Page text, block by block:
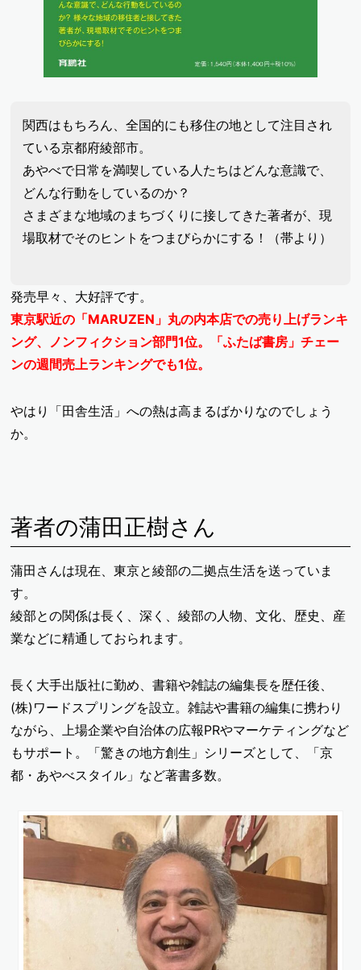
関西はもちろん、全国的にも移住の地として注目され
ている京都府綾部市。
あやべで日常を満喫している人たちはどんな意識で、
どんな行動をしているのか？
さまざまな地域のまちづくりに接してきた著者が、現
場取材でそのヒントをつまびらかにする！（帯より）
発売早々、大好評です。
東京駅近の「MARUZEN」丸の内本店での売り上げランキ
ング、ノンフィクション部門1位。「ふたば書房」チェー
ンの週間売上ランキングでも1位。
やはり「田舎生活」への熱は高まるばかりなのでしょう
か。
著者の蒲田正樹さん
蒲田さんは現在、東京と綾部の二拠点生活を送っていま
す。
綾部との関係は長く、深く、綾部の人物、文化、歴史、産
業などに精通しておられます。
長く大手出版社に勤め、書籍や雑誌の編集長を歴任後、
(株)ワードスプリングを設立。雑誌や書籍の編集に携わり
ながら、上場企業や自治体の広報PRやマーケティングなど
もサポート。「驚きの地方創生」シリーズとして、「京
都・あやべスタイル」など著書多数。